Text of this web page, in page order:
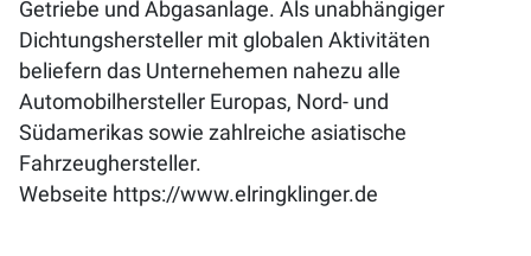
Getriebe und Abgasanlage. Als unabhängiger
Dichtungshersteller mit globalen Aktivitäten
beliefern das Unternehemen nahezu alle
Automobilhersteller Europas, Nord- und
Südamerikas sowie zahlreiche asiatische
Fahrzeughersteller.
Webseite https://www.elringklinger.de